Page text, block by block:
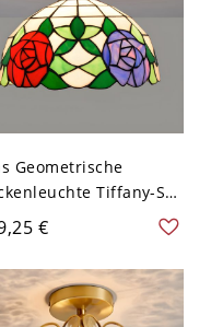
Geometrische
Tiffany-Stil
Flush Mount
für Schlafzimmer -
110V-120V
€